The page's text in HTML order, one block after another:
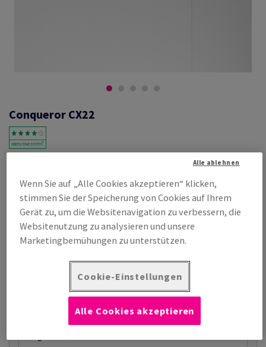
Conqueror CX22
Conqueror CX22, diamond white, 100g/m2, smooth, ohne
Wasserzeichen, woodfree ECF with 15% cotton, 120µm, 450mm x
640mm, SRA2, SB, Paket zu 500 Bogen/Blatt, FSC Mix Credit
Produktinformation
Produkt weiterempfehlen
Listenpreis
Mengeneinheiten
Wenn Sie auf „Alle Cookies akzeptieren“ klicken,
stimmen Sie der Speicherung von Cookies auf Ihrem
Gerät zu, um die Websitenavigation zu verbessern, die
Websitenutzung zu analysieren und unsere
Marketingbemühungen zu unterstützen.
Cookie-Einstellungen
Alle ablehnen
Alle Cookies akzeptieren